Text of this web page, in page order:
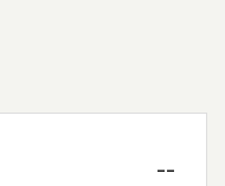
--